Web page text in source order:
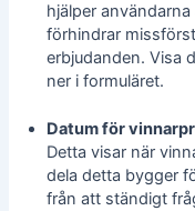
hjälper
förhindrar
erbjudanden. Visa
ner i formuläret.
Datum för
Detta visar när
dela detta bygger
från att ständigt